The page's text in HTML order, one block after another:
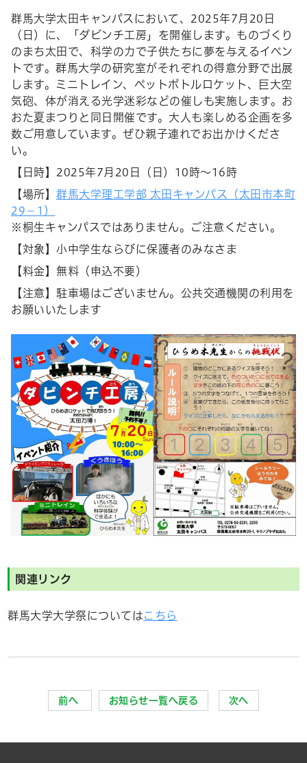
群馬大学太田キャンパスにおいて、2025年7月20日
（日）に、「ダビンチ工房」を開催します。ものづくり
のまち太田で、科学の力で子供たちに夢を与えるイベン
トです。群馬大学の研究室がそれぞれの得意分野で出展
します。ミニトレイン、ペットボトルロケット、巨大空
気砲、体が消える光学迷彩などの催しも実施します。お
おた夏まつりと同日開催です。大人も楽しめる企画を多
数ご用意しています。ぜひ親子連れでお出かけくださ
い。
【日時】2025年7月20日（日）10時～16時
【場所】 群馬大学理工学部 太田キャンパス（太田市本町
29－1）
※桐生キャンパスではありません。ご注意ください。
【対象】小中学生ならびに保護者のみなさま
【料金】無料（申込不要）
【注意】駐車場はございません。公共交通機関の利用を
お願いいたします
関連リンク
群馬大学大学祭についてはこちら
前へ お知らせ一覧へ戻る 次へ